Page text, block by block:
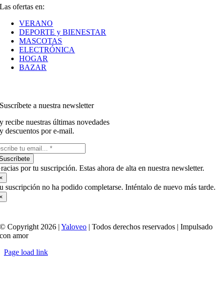
Las ofertas en:
VERANO
DEPORTE y BIENESTAR
MASCOTAS
ELECTRÓNICA
HOGAR
BAZAR
Suscríbete a nuestra newsletter
y recibe nuestras últimas novedades
y descuentos por e-mail.
por tu suscripción. Estas ahora de alta en nuestra newsletter.
suscripción no ha podido completarse. Inténtalo de nuevo más tarde.
© Copyright 2026 |Yaloveo | Todos derechos reservados | Impulsado
con amor
Page load link